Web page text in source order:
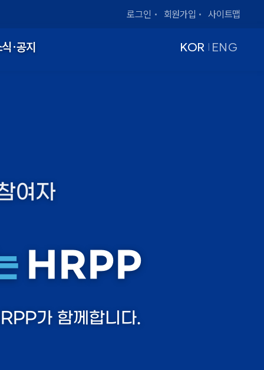
로그인 회원가입 사이트맵
·공지 KOR | ENG
여자
HRPP
가 함께합니다.